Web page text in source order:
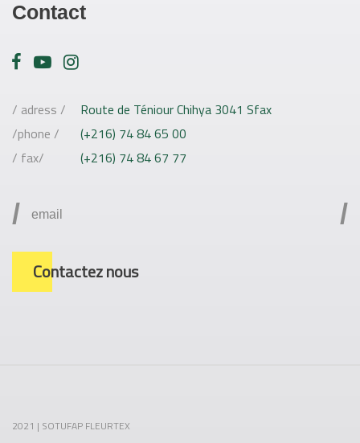
Contact
/ adress /
Route de Téniour Chihya 3041 Sfax
/phone /
(+216) 74 84 65 00
/ fax/
(+216) 74 84 67 77
/ /
Contactez nous
2021 | SOTUFAP FLEURTEX